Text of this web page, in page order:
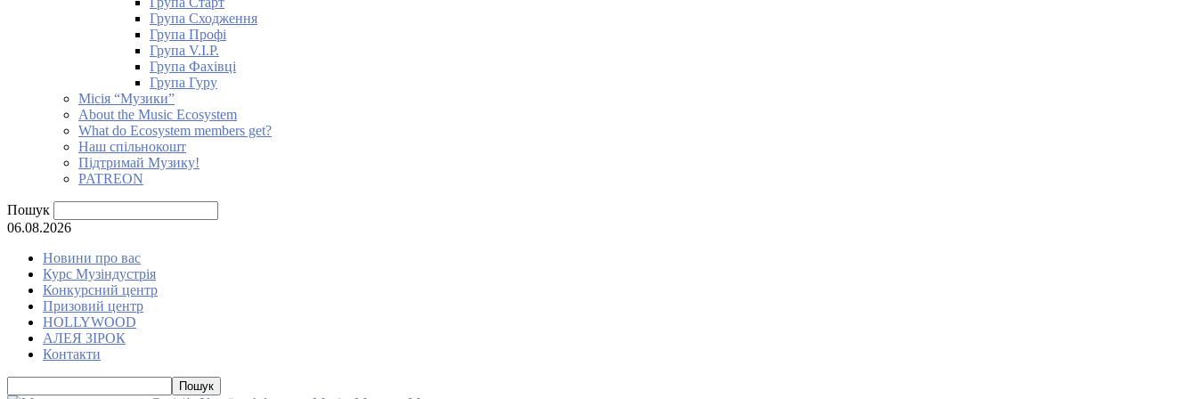
Група Сходження
Група Профі
Група V.I.P.
Група Фахівці
Група Гуру
Місія “Музики”
About the Music Ecosystem
What do Ecosystem members get?
Наш спільнокошт
Підтримай Музику!
PATREON
Пошук
06.08.2026
Новини про вас
Курс Музіндустрія
Конкурсний центр
Призовий центр
HOLLYWOOD
АЛЕЯ ЗІРОК
Контакти